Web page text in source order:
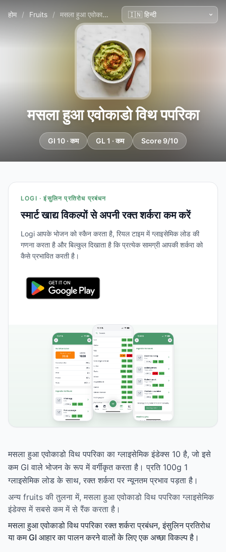
होम / Fruits / मसला हुआ एवोकाडो विथ पपरिका
मसला हुआ एवोकाडो विथ पपरिका
GI 10 · कम GL 1 · कम Score 9/10
LOGI · इंसुलिन प्रतिरोध प्रबंधन
स्मार्ट खाद्य विकल्पों से अपनी रक्त शर्करा कम करें
Logi आपके भोजन को स्कैन करता है, रियल टाइम में ग्लाइसेमिक लोड की
गणना करता है और बिल्कुल दिखाता है कि प्रत्येक सामग्री आपकी शर्करा को
कैसे प्रभावित करती है।
मसला हुआ एवोकाडो विथ पपरिका का ग्लाइसेमिक इंडेक्स 10 है, जो इसे
कम GI वाले भोजन के रूप में वर्गीकृत करता है। प्रति 100g 1
ग्लाइसेमिक लोड के साथ, रक्त शर्करा पर न्यूनतम प्रभाव पड़ता है।
अन्य fruits की तुलना में, मसला हुआ एवोकाडो विथ पपरिका ग्लाइसेमिक
इंडेक्स में सबसे कम में से रैंक करता है।
मसला हुआ एवोकाडो विथ पपरिका रक्त शर्करा प्रबंधन, इंसुलिन प्रतिरोध
या कम GI आहार का पालन करने वालों के लिए एक अच्छा विकल्प है।